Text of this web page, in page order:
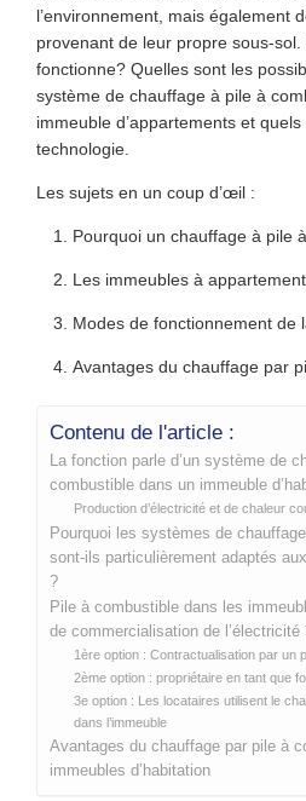
l’environnement, mais également
provenant de leur propre sous-
fonctionne? Quelles sont les
système de chauffage à pile à
immeuble d’appartements et
technologie.
Les sujets en un coup d’œil :
Pourquoi un chauffage à pile
Les immeubles à
Modes de fonctionnement de
Avantages du chauffage par
Contenu de l'article :
La fonction parle d’un système de
combustible dans un immeuble
Production d’électricité et de chaleur
Pourquoi les systèmes de
sont-ils particulièrement adaptés
?
Pile à combustible dans les
de commercialisation de l’électricité
1ère option : Contractualisation par un
2ème option : propriétaire en tant que
3e option : Les locataires utilisent le
dans l’immeuble
Avantages du chauffage par pile à
immeubles d’habitation